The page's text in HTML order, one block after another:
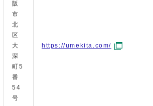
阪
市
北
区
大
深
町5
番
54
号
https://umekita.com/